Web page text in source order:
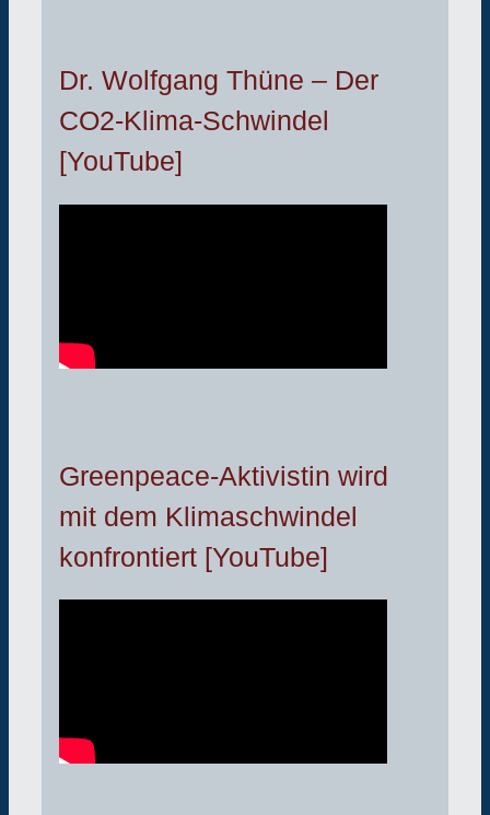
Dr. Wolfgang Thüne – Der
CO2-Klima-Schwindel
[YouTube]
Greenpeace-Aktivistin wird
mit dem Klimaschwindel
konfrontiert [YouTube]